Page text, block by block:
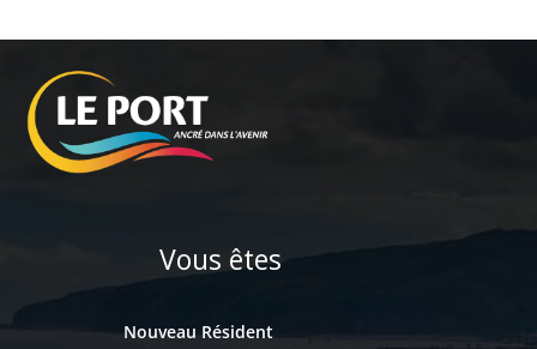
Vous êtes
Nouveau Résident